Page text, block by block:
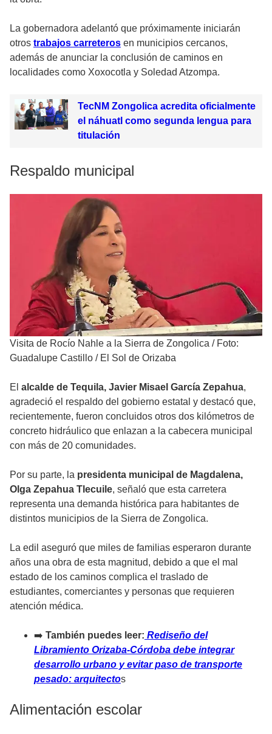
La gobernadora adelantó que próximamente iniciarán
otros trabajos carreteros en municipios cercanos,
además de anunciar la conclusión de caminos en
localidades como Xoxocotla y Soledad Atzompa.
TecNM Zongolica acredita oficialmente
el náhuatl como segunda lengua para
titulación
Respaldo municipal
Visita de Rocío Nahle a la Sierra de Zongolica / Foto:
Guadalupe Castillo / El Sol de Orizaba
El alcalde de Tequila, Javier Misael García Zepahua,
agradeció el respaldo del gobierno estatal y destacó que,
recientemente, fueron concluidos otros dos kilómetros de
concreto hidráulico que enlazan a la cabecera municipal
con más de 20 comunidades.
Por su parte, la presidenta municipal de Magdalena,
Olga Zepahua Tlecuile, señaló que esta carretera
representa una demanda histórica para habitantes de
distintos municipios de la Sierra de Zongolica.
La edil aseguró que miles de familias esperaron durante
años una obra de esta magnitud, debido a que el mal
estado de los caminos complica el traslado de
estudiantes, comerciantes y personas que requieren
atención médica.
➡️ También puedes leer: Rediseño del
Libramiento Orizaba-Córdoba debe integrar
desarrollo urbano y evitar paso de transporte
pesado: arquitectos
Alimentación escolar